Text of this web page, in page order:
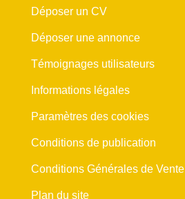
Déposer un CV
Déposer une annonce
Témoignages utilisateurs
Informations légales
Paramètres des cookies
Conditions de publication
Conditions Générales de Vente
Plan du site